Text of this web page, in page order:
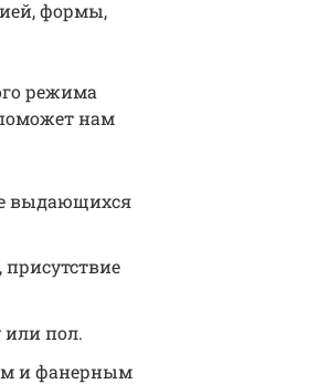
формы,
режима
нам
выдающихся
или пол.
и фанерным